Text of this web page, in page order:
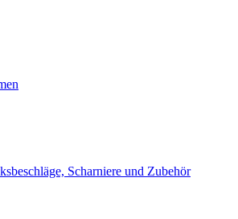
Scharniere und Zubehör